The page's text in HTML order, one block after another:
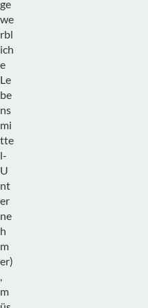
ge
we
rbl
ich
e
Le
be
ns
mi
tte
l-
U
nt
er
ne
h
m
er)
,
m